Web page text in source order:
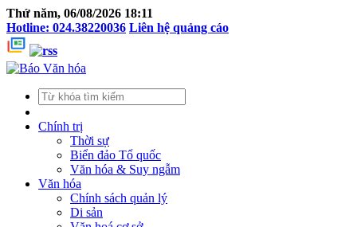
Thứ năm, 06/08/2026 18:11
Hotline: 024.38220036 Liên hệ quảng cáo
Chính trị
Thời sự
Biển đảo Tổ quốc
Văn hóa & Suy ngẫm
Văn hóa
Chính sách quản lý
Di sản